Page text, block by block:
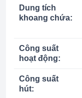
Dung tích
khoang chứa:
Công suất
hoạt động:
Công suất
hút: